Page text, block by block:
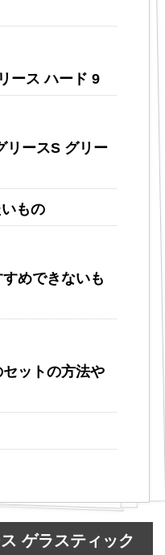
ース ハード 9
リースS グリー
もの
めできないも
ットの方法や
ゲラスティック